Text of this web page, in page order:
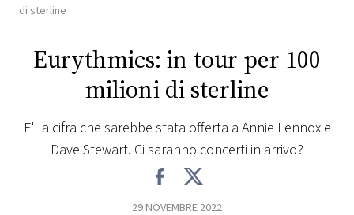
RADIO
PLAYLIST
di sterline
Eurythmics: in tour per 100
milioni di sterline
E' la cifra che sarebbe stata offerta a Annie Lennox e
Dave Stewart. Ci saranno concerti in arrivo?
29 NOVEMBRE 2022